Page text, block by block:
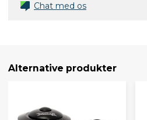
Chat med os
Alternative produkter